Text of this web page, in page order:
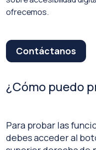
ofrecemos.
Contáctanos
¿Cómo puedo
Para probar las
debes acceder al